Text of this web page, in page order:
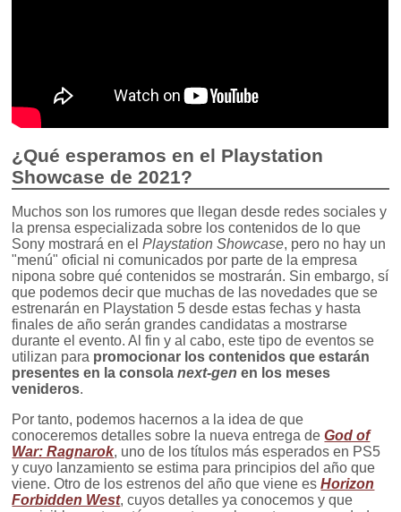
¿Qué esperamos en el Playstation
Showcase de 2021?
Muchos son los rumores que llegan desde redes sociales y
la prensa especializada sobre los contenidos de lo que
Sony mostrará en elPlaystation Showcase, pero no hay un
"menú" oficial ni comunicados por parte de la empresa
nipona sobre qué contenidos se mostrarán. Sin embargo, sí
que podemos decir que muchas de las novedades que se
estrenarán en Playstation 5 desde estas fechas y hasta
finales de año serán grandes candidatas a mostrarse
durante el evento. Al fin y al cabo, este tipo de eventos se
utilizan para promocionar los contenidos que estarán
presentes en la consolanext-gen en los meses
venideros.
Por tanto, podemos hacernos a la idea de que
conoceremos detalles sobre la nueva entrega deGod of
War: Ragnarok, uno de los títulos más esperados en PS5
y cuyo lanzamiento se estima para principios del año que
viene. Otro de los estrenos del año que viene esHorizon
Forbidden West, cuyos detalles ya conocemos y que